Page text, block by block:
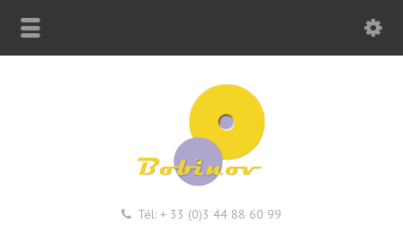
Tél: + 33 (0)3 44 88 60 99